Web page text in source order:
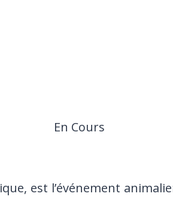
En Cours
est l’événement